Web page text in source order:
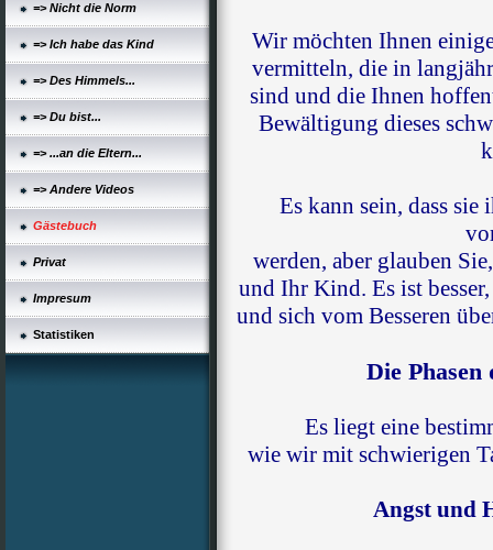
=> Nicht die Norm
=> Ich habe das Kind
=> Des Himmels...
=> Du bist...
=> ...an die Eltern...
=> Andere Videos
Gästebuch
Privat
Impresum
Statistiken
Wir möchten Ihnen
vermitteln, die in
sind und die Ihnen
Bewältigung dieses
Es kann sein, dass sie
werden, aber glauben
und Ihr Kind. Es ist
und sich vom Besseren
Die Phasen
Es liegt eine
wie wir mit schwierigen
Angst und